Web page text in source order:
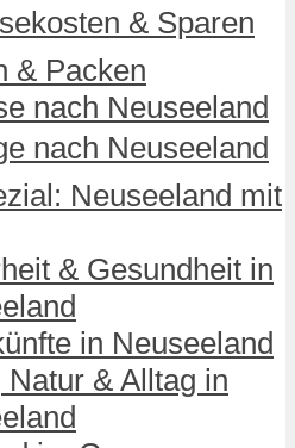
& Sparen
& Packen
nach Neuseeland
nach Neuseeland
Neuseeland mit
& Gesundheit in
in Neuseeland
Natur & Alltag in